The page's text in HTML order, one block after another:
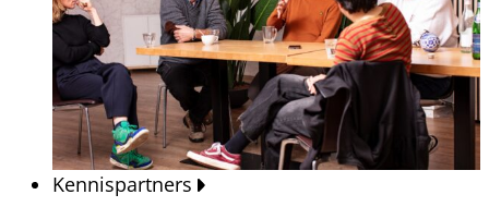
Kennispartners